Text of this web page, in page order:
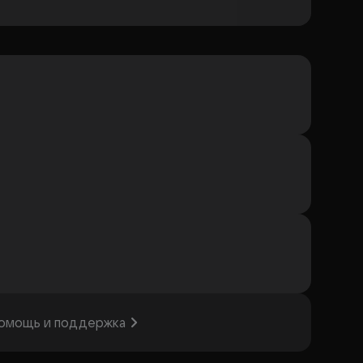
и поддержка